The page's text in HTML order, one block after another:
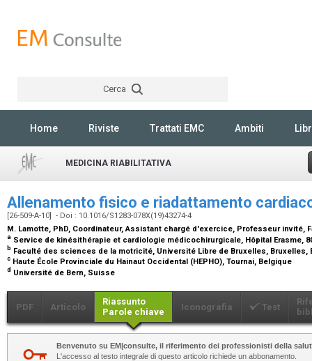
Cerca
Home Riviste Trattati EMC Ambiti
MEDICINA RIABILITATIVA
Allenamento fisico e riadattamento
[26-509-A-10] - Doi : 10.1016/S1283-078X(19)43274-4
M. Lamotte, PhD, Coordinateur, Assistant chargé d'exercice, Professeur invité,
a Service de kinésithérapie et cardiologie médicochirurgicale, Hôpital Erasme,
b Faculté des sciences de la motricité, Université Libre de Bruxelles, Bruxelles,
c Haute École Provinciale du Hainaut Occidental (HEPHO), Tournai, Belgique
d Université de Bern, Suisse
PDF Articolo
Riassunto
Parole chiave
Iconografia Test
Benvenuto su EM|consulte, il riferimento dei professionisti della
L'accesso al testo integrale di questo articolo richiede un abbonamento.